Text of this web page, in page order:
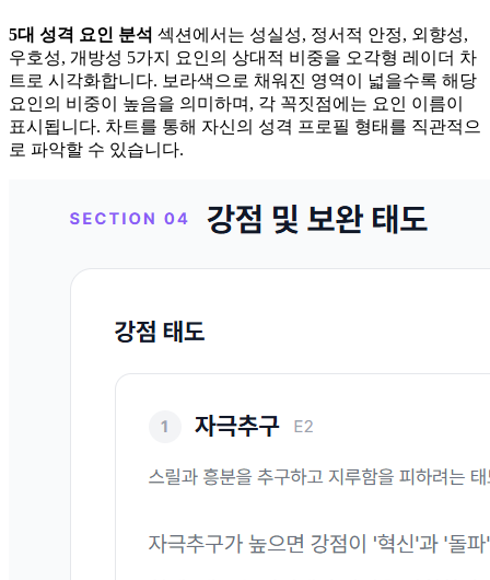
5대 성격 요인 분석 섹션에서는 성실성, 정서적 안정, 외향성,
우호성, 개방성 5가지 요인의 상대적 비중을 오각형 레이더 차
트로 시각화합니다. 보라색으로 채워진 영역이 넓을수록 해당
요인의 비중이 높음을 의미하며, 각 꼭짓점에는 요인 이름이
표시됩니다. 차트를 통해 자신의 성격 프로필 형태를 직관적으
로 파악할 수 있습니다.